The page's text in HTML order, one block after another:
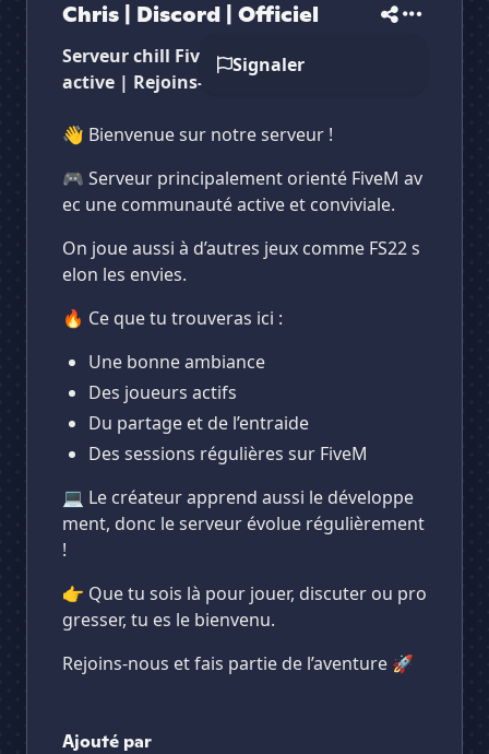
Chris | Discord | Officiel
Signaler
Serveur chill FiveM 🎮 | Communauté
active | Rejoins-nous 🔥
👋 Bienvenue sur notre serveur !
🎮 Serveur principalement orienté FiveM av
ec une communauté active et conviviale.
On joue aussi à d’autres jeux comme FS22 s
elon les envies.
🔥 Ce que tu trouveras ici :
Une bonne ambiance
Des joueurs actifs
Du partage et de l’entraide
Des sessions régulières sur FiveM
💻 Le créateur apprend aussi le développe
ment, donc le serveur évolue régulièrement
!
👉 Que tu sois là pour jouer, discuter ou pro
gresser, tu es le bienvenu.
Rejoins-nous et fais partie de l’aventure 🚀
Ajouté par